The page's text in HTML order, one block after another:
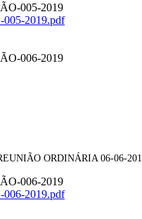
005-2019
2019.pdf
006-2019
ORDINÁRIA 06-06-
006-2019
2019.pdf